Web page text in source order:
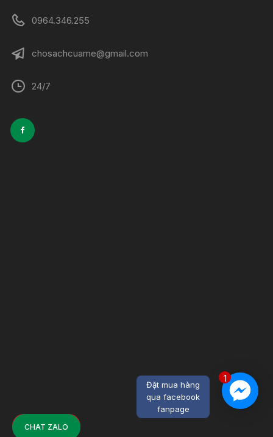
1
Đặt mua hàng
qua facebook
fanpage
0964.346.255
chosachcuame@gmail.com
24/7
CHAT ZALO